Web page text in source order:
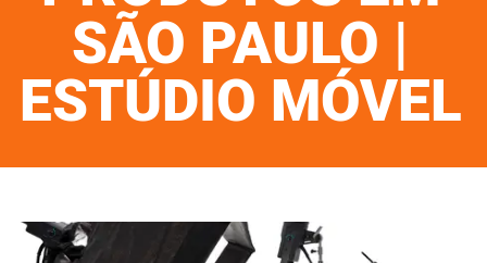
SÃO PAULO |
ESTÚDIO MÓVEL